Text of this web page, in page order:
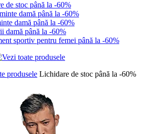
de stoc până la -60%
damă până la -60%
damă până la -60%
damă până la -60%
sportiv pentru femei până la -60%
produsele Lichidare de stoc până la -60%